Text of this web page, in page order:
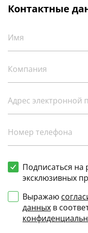
Контактные
Подписаться на
эксклюзивных
Выражаю
данных в